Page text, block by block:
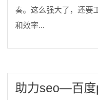
奏。这么强大了，还要
和效率...
助力seo—百度